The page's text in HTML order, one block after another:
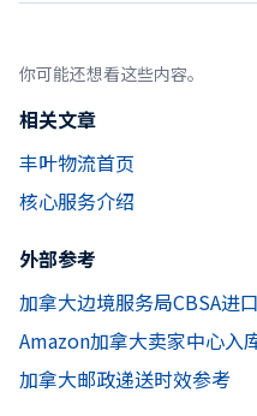
你可能还想看这些内容。
相关文章
丰叶物流首页
核心服务介绍
外部参考
加拿大边境服务局CBSA进
Amazon加拿大卖家中心入
加拿大邮政递送时效参考